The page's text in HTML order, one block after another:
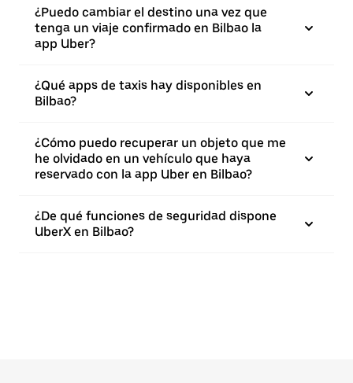
¿Puedo cambiar el destino una vez que
tenga un viaje confirmado en Bilbao la
app Uber?
¿Qué apps de taxis hay disponibles en
Bilbao?
¿Cómo puedo recuperar un objeto que me
he olvidado en un vehículo que haya
reservado con la app Uber en Bilbao?
¿De qué funciones de seguridad dispone
UberX en Bilbao?